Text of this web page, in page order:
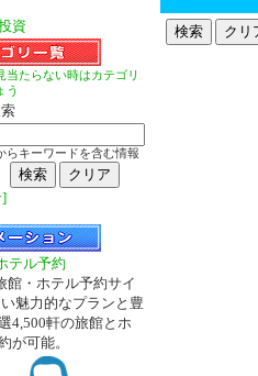
資
当たらない時はカテゴリ
う
キーワードを含む情報
]
テル予約
館・ホテル予約サイ
魅力的なプランと豊
4,500軒の旅館とホ
が可能。